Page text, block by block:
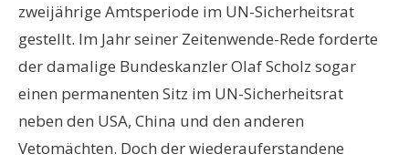
zweijährige Amtsperiode im UN-Sicherheitsrat
gestellt. Im Jahr seiner Zeitenwende-Rede forderte
der damalige Bundeskanzler Olaf Scholz sogar
einen permanenten Sitz im UN-Sicherheitsrat
neben den USA, China und den anderen
Vetomächten. Doch der wiederauferstandene